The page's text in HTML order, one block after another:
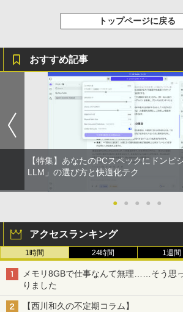
4
ーズ (全29冊) 全巻セ
￥31,702
5
日向坂46 藤嶌果歩
[ 藤嶌 果歩 ]
￥14,990
【2026年アップグレ
レスイヤホン
軽量 ブルートゥース
るーとゅーす コードレ
セリング 自動ペアリン
付き 防水 タッチ式音
学/WEB会議(ホワイト)
￥1,964
Xiaomi シャオミ
レスイヤホン
￥2,980
￥250
On My Road
￥250
BUGS LIFE
￥250
強炭酸水 ペットボト
art Basic)
by Amazon 天然水ラベ
￥1,117
コカ・コーラ やかんの
ベルレス 650mlPET×24
￥594
HUNTER×HUNTER モ
コミックスDIGITAL)
￥572
スーパーの裏でヤニ吸
版ビッグガンガンコミ
￥810
トップページに戻る
おすすめ記事
【特集】あなたのPCスペックにドンピ
LLM」の選び方と快適化テク
● ● ● ● ●
アクセスランキング
1時間 24時間 1週間
メモリ8GBで仕事なんて無理……そう思
りました
【西川和久の不定期コラム】